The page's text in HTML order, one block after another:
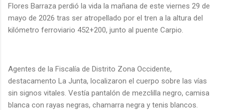
Flores Barraza perdió la vida la mañana de este viernes 29 de
mayo de 2026 tras ser atropellado por el tren a la altura del
kilómetro ferroviario 452+200, junto al puente Carpio.
Agentes de la Fiscalía de Distrito Zona Occidente,
destacamento La Junta, localizaron el cuerpo sobre las vías
sin signos vitales. Vestía pantalón de mezclilla negro, camisa
blanca con rayas negras, chamarra negra y tenis blancos.